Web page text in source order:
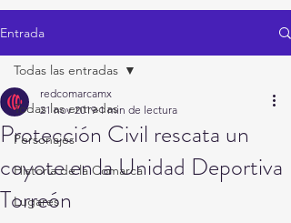
Entrada
Todas las entradas
Personajes
Historia de la Comarca
Lugares
Todas las entradas
Protección Civil rescata un
coyote en la Unidad Deportiva
Torreón
redcomarcamx
21 nov 2019 1 min de lectura